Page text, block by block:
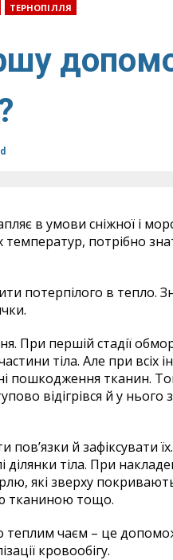
ТЕРНОПІЛЛЯ
в умови сніжної і
температур, потрібно
потерпілого в тепло.
При першій стадії
тіла. Але при всіх
пошкодження тканин.
відігрівся й у нього
й зафіксувати
тіла. При
які зверху
тканиною тощо.
теплим чаєм – це
кровообігу.